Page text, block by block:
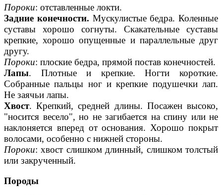
Пороки: отставленные локти.
Задние конечности. Мускулистые бедра. Коленные
суставы хорошо согнуты. Скакательные суставы
крепкие, хорошо опущенные и параллельные друг
другу.
Пороки: плоские бедра, прямой постав конечностей.
Лапы. Плотные и крепкие. Ногти короткие.
Собранные пальцы ног и крепкие подушечки лап.
Не заячьи лапы.
Хвост. Крепкий, средней длины. Посажен высоко,
"носится весело", но не загибается на спину или не
наклоняется вперед от основания. Хорошо покрыт
волосами, особенно с нижней стороны.
Пороки: хвост слишком длинный, слишком толстый
или закрученный.
Породы